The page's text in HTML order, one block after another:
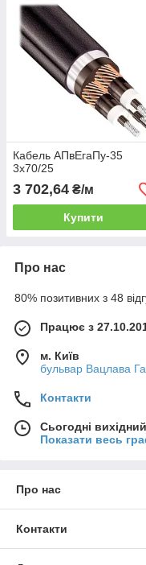
Кабель АПвЕгаПу‑35
3х70/25
3 702,64 ₴/м
Купити
Про нас
80% позитивних з 48
Працює з
м. Київ
бульвар Вацлава
Контакти
Сьогодні вихідний
Показати весь
Про нас
Контакти